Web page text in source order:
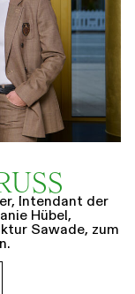
Intendant der
Hübel,
Sawade, zum